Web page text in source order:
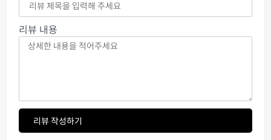
리뷰 내용
리뷰 작성하기